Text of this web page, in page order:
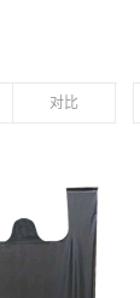
对比